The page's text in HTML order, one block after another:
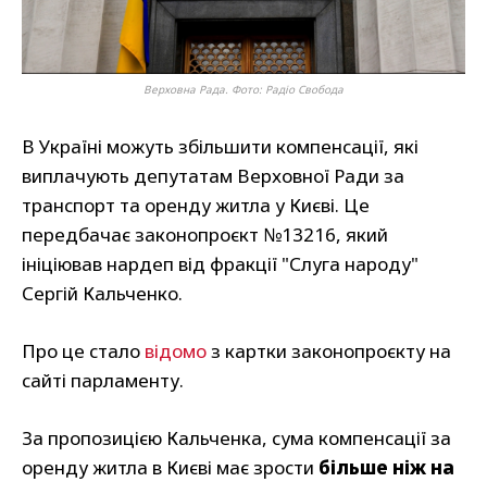
Верховна Рада. Фото: Радіо Свобода
В Україні можуть збільшити компенсації, які
виплачують депутатам Верховної Ради за
транспорт та оренду житла у Києві. Це
передбачає законопроєкт №13216, який
ініціював нардеп від фракції "Слуга народу"
Сергій Кальченко.
Про це стало відомоз картки законопроєкту на
сайті парламенту.
За пропозицією Кальченка, сума компенсації за
оренду житла в Києві має зрости більше ніж на